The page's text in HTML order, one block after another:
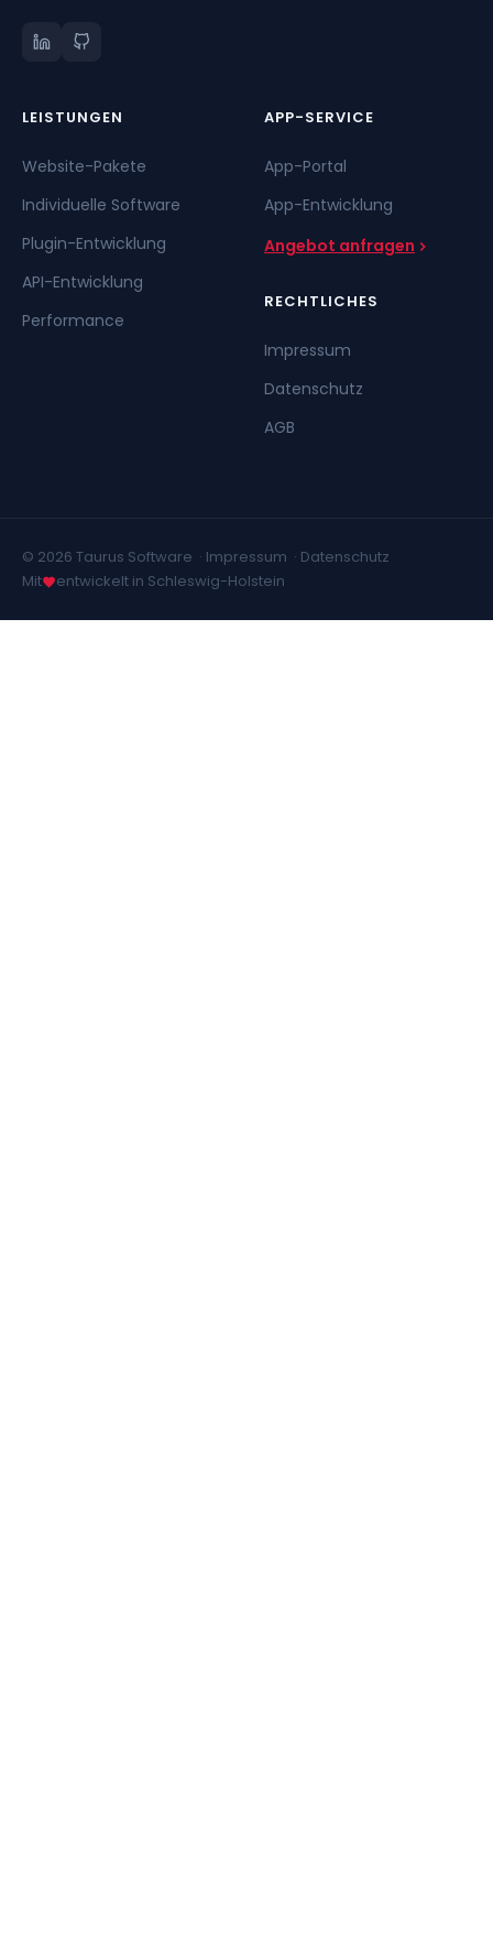
LEISTUNGEN
Website-Pakete
Individuelle Software
Plugin-Entwicklung
API-Entwicklung
Performance
APP-SERVICE
App-Portal
App-Entwicklung
Angebot anfragen
RECHTLICHES
Impressum
Datenschutz
AGB
© 2026 Taurus Software · Impressum · Datenschutz
Mit
entwickelt in Schleswig-Holstein